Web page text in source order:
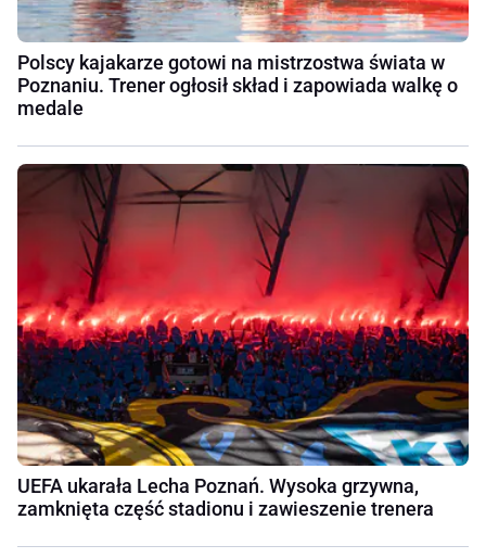
Polscy kajakarze gotowi na mistrzostwa świata w
Poznaniu. Trener ogłosił skład i zapowiada walkę o
medale
UEFA ukarała Lecha Poznań. Wysoka grzywna,
zamknięta część stadionu i zawieszenie trenera